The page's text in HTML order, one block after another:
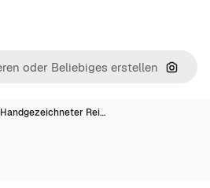
Nach
Handgezeichneter Rei…